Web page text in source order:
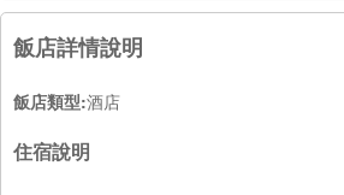
飯店詳情說明
飯店類型:酒店
住宿說明